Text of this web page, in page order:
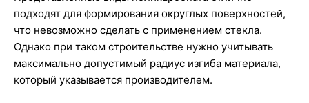
подходят для формирования округлых поверхностей,
что невозможно сделать с применением стекла.
Однако при таком строительстве нужно учитывать
максимально допустимый радиус изгиба материала,
который указывается производителем.